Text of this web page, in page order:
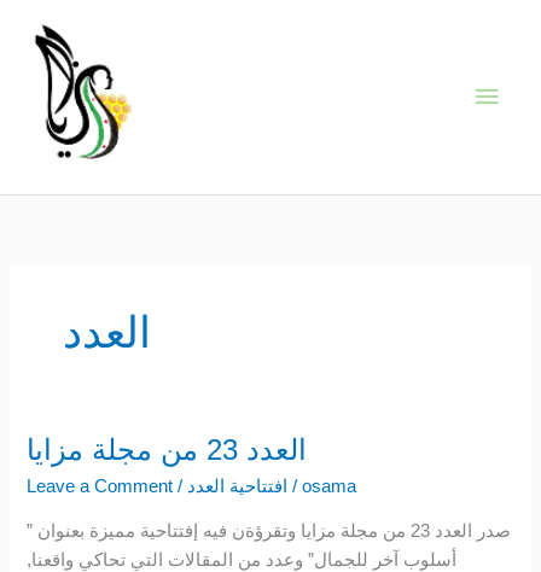
content
العدد
العدد 23 من مجلة مزايا
Leave a Comment / افتتاحية العدد /osama
صدر العدد 23 من مجلة مزايا وتقرؤةن فيه إفتتاحية مميزة بعنوان ”
أسلوب آخر للجمال” وعدد من المقالات التي تحاكي واقعنا,
العدد
مجلة
مزايا